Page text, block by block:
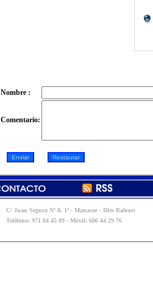
Nombre :
Comentario:
C/ Juan Segura Nº 8, 1º - Manacor - Illes Balears
Teléfono: 971 84 45 89 - Móvil: 606 44 29 76